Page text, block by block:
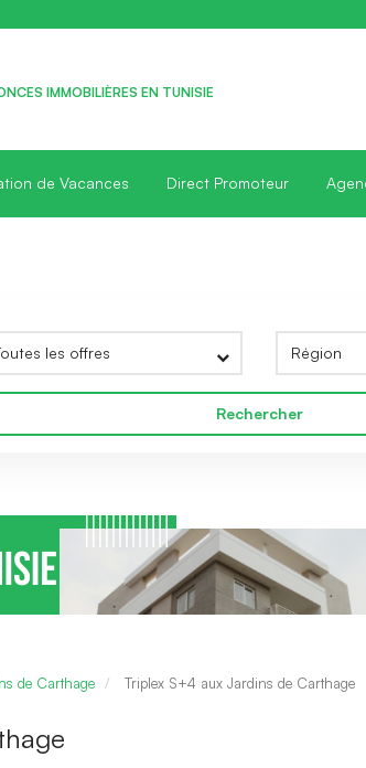
IMMOBILIÈRES EN TUNISIE
de Vacances Direct Promoteur
Rechercher
de Carthage Triplex S+4 aux Jardins de Carthage